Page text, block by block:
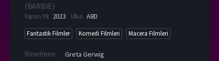
(BARBIE)
Yapım Yılı 2023 Ülke ABD
Fantastik Filmler Komedi Filmleri Macera Filmleri
Yönetmen Greta Gerwig